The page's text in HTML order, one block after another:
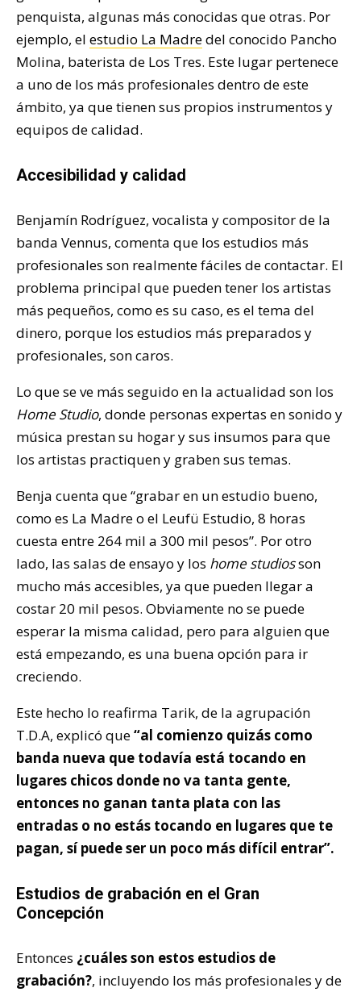
penquista, algunas más conocidas que otras. Por
ejemplo, el estudio La Madredel conocido Pancho
Molina, baterista de Los Tres. Este lugar pertenece
a uno de los más profesionales dentro de este
ámbito, ya que tienen sus propios instrumentos y
equipos de calidad.
Accesibilidad y calidad
Benjamín Rodríguez, vocalista y compositor de la
banda Vennus, comenta que los estudios más
profesionales son realmente fáciles de contactar. El
problema principal que pueden tener los artistas
más pequeños, como es su caso, es el tema del
dinero, porque los estudios más preparados y
profesionales, son caros.
Lo que se ve más seguido en la actualidad son los
Home Studio, donde personas expertas en sonido y
música prestan su hogar y sus insumos para que
los artistas practiquen y graben sus temas.
Benja cuenta que “grabar en un estudio bueno,
como es La Madre o el Leufü Estudio, 8 horas
cuesta entre 264 mil a 300 mil pesos”. Por otro
lado, las salas de ensayo y los home studiosson
mucho más accesibles, ya que pueden llegar a
costar 20 mil pesos. Obviamente no se puede
esperar la misma calidad, pero para alguien que
está empezando, es una buena opción para ir
creciendo.
Este hecho lo reafirma Tarik, de la agrupación
T.D.A, explicó que“al comienzo quizás como
banda nueva que todavía está tocando en
lugares chicos donde no va tanta gente,
entonces no ganan tanta plata con las
entradas o no estás tocando en lugares que te
pagan, sí puede ser un poco más difícil entrar”.
Estudios de grabación en el Gran
Concepción
Entonces ¿cuáles son estos estudios de
grabación?, incluyendo los más profesionales y de